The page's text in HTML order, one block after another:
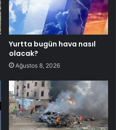
Yurtta bugün hava nasıl
olacak?
Ağustos 8, 2026